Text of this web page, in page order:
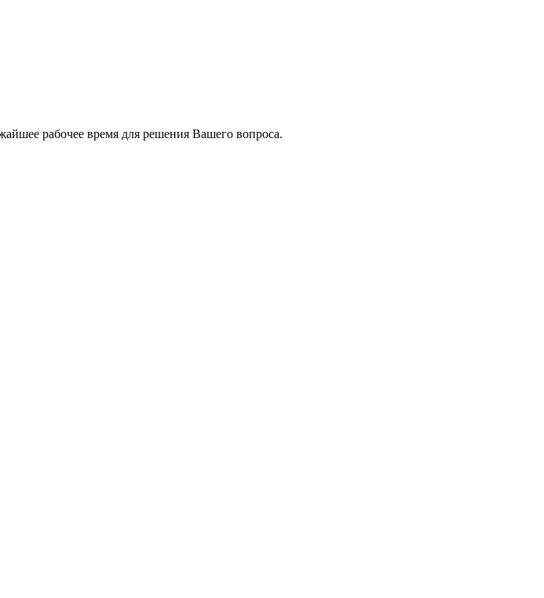
рабочее время для решения Вашего вопроса.